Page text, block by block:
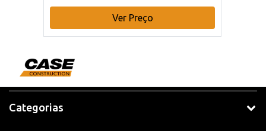
Ver Preço
Categorias